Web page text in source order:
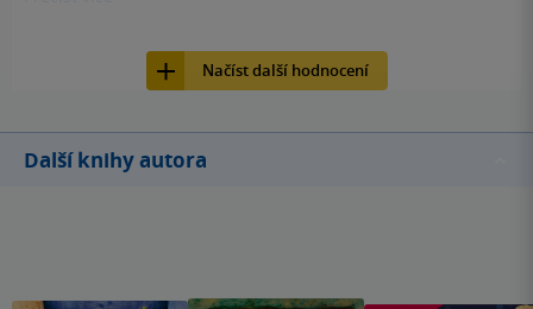
samotnému podaří občas zmáčknout tlačítko, které
následně vydá zvuk.
Načíst další hodnocení
Další knihy autora